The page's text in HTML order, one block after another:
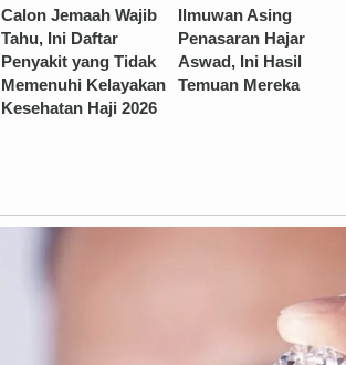
Calon Jemaah Wajib
Tahu, Ini Daftar
Penyakit yang Tidak
Memenuhi Kelayakan
Kesehatan Haji 2026
Ilmuwan Asing
Penasaran Hajar
Aswad, Ini Hasil
Temuan Mereka